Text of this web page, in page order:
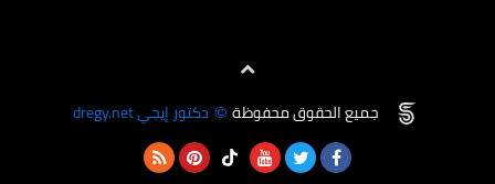
جميع الحقوق محفوظة © دكتور إيجي dregy.net